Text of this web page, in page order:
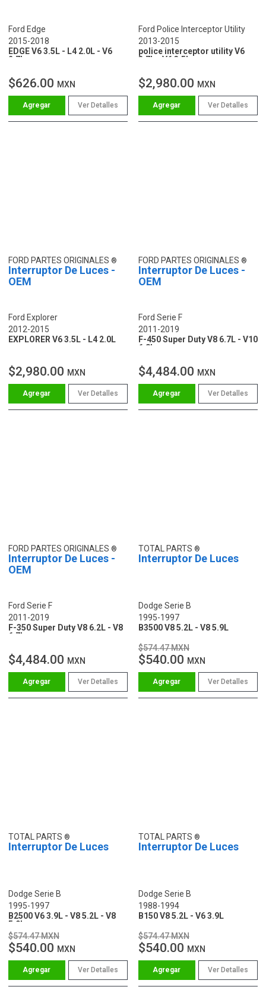
Ford Edge
2015-2018
EDGE V6 3.5L - L4 2.0L - V6
2.7L
$626.00 MXN
Ver Detalles
Ford Police Interceptor Utility
2013-2015
police interceptor utility V6
3.7L - V6 3.5L
$2,980.00 MXN
Ver Detalles
FORD PARTES ORIGINALES
Interruptor De Luces -
OEM
Ford Explorer
2012-2015
EXPLORER V6 3.5L - L4 2.0L
$2,980.00 MXN
Ver Detalles
FORD PARTES ORIGINALES
Interruptor De Luces -
OEM
Ford Serie F
2011-2019
F-450 Super Duty V8 6.7L - V10
6.8L
$4,484.00 MXN
Ver Detalles
FORD PARTES ORIGINALES
Interruptor De Luces -
OEM
Ford Serie F
2011-2019
F-350 Super Duty V8 6.2L - V8
6.7L
$4,484.00 MXN
Ver Detalles
TOTAL PARTS
Interruptor De Luces
Dodge Serie B
1995-1997
B3500 V8 5.2L - V8 5.9L
$574.47 MXN
$540.00 MXN
Ver Detalles
TOTAL PARTS
Interruptor De Luces
Dodge Serie B
1995-1997
B2500 V6 3.9L - V8 5.2L - V8
5.9L
$574.47 MXN
$540.00 MXN
Ver Detalles
TOTAL PARTS
Interruptor De Luces
Dodge Serie B
1988-1994
B150 V8 5.2L - V6 3.9L
$574.47 MXN
$540.00 MXN
Ver Detalles